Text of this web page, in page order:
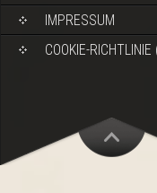
IMPRESSUM
COOKIE-RICHTLINIE